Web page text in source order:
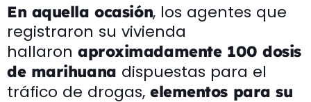
En aquella ocasión, los agentes que
registraron su vivienda
hallaron aproximadamente 100 dosis
de marihuana dispuestas para el
tráfico de drogas, elementos para su